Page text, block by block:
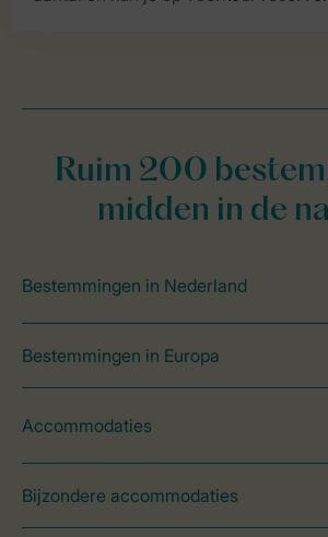
Ruim 200
midden in de
Bestemmingen in Nederland
Bestemmingen in Europa
Accommodaties
Bijzondere accommodaties